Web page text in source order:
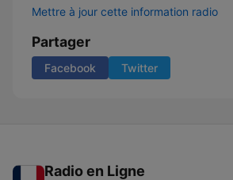
Mettre à jour cette information radio
Partager
Facebook Twitter
Radio en Ligne